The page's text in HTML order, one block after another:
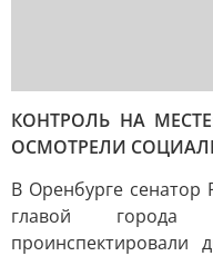
КОНТРОЛЬ НА
ОСМОТРЕЛИ
В Оренбурге
главой города
проинспектировали